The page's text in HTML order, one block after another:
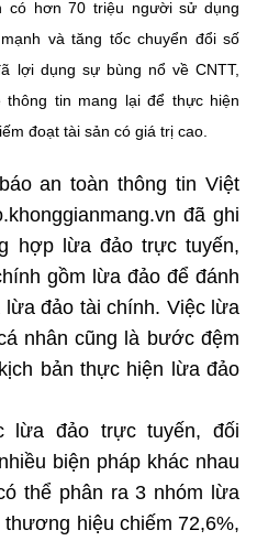
lượng
English
CÔNG NGHỆ
Góp ý
và Công nghệ (MST)
Thị Hải Hằng
có hơn 70 triệu người sử dụng
và tăng tốc chuyển đổi số
lợi dụng sự bùng nổ về CNTT,
tin mang lại để thực hiện
đoạt tài sản có giá trị cao.
an toàn thông tin Việt
đã ghi
hợp lừa đảo trực tuyến,
gồm lừa đảo để đánh
đảo tài chính. Việc lừa
nhân cũng là bước đệm
bản thực hiện lừa đảo
lừa đảo trực tuyến, đối
biện pháp khác nhau
thể phân ra 3 nhóm lừa
hiệu chiếm 72,6%,